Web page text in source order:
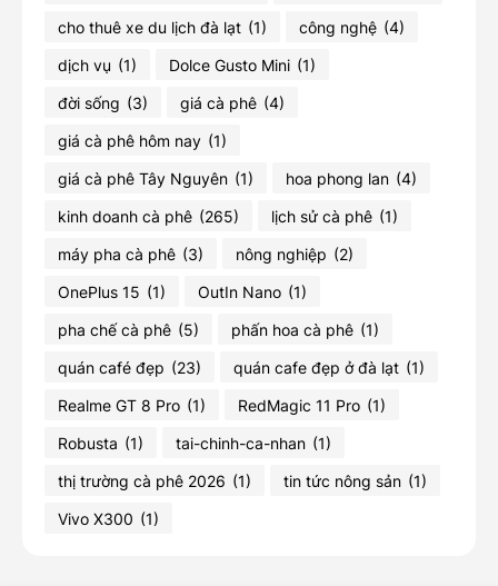
cho thuê xe du lịch đà lạt (1) công nghệ (4)
dịch vụ (1) Dolce Gusto Mini (1)
đời sống (3) giá cà phê (4)
giá cà phê hôm nay (1)
giá cà phê Tây Nguyên (1) hoa phong lan (4)
kinh doanh cà phê (265) lịch sử cà phê (1)
máy pha cà phê (3) nông nghiệp (2)
OnePlus 15 (1) OutIn Nano (1)
pha chế cà phê (5) phấn hoa cà phê (1)
quán café đẹp (23) quán cafe đẹp ở đà lạt (1)
Realme GT 8 Pro (1) RedMagic 11 Pro (1)
Robusta (1) tai-chinh-ca-nhan (1)
thị trường cà phê 2026 (1) tin tức nông sản (1)
Vivo X300 (1)